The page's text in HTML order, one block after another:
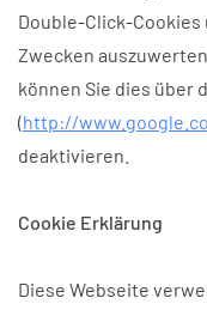
Double-Click-
Zwecken
können Sie dies über
(http://
deaktivieren.
Cookie Erklärung
Diese Webseite